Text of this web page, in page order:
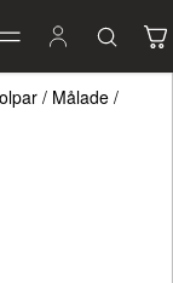
/ Målade /